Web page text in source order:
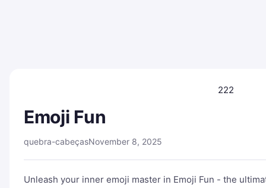
222
Emoji Fun
quebra-cabeçasNovember 8, 2025
Unleash your inner emoji master in Emoji Fun - the